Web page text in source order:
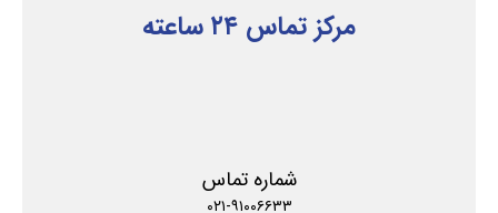
مرکز تماس ۲۴ ساعته
شماره تماس
۰۲۱-۹۱۰۰۶۶۳۳